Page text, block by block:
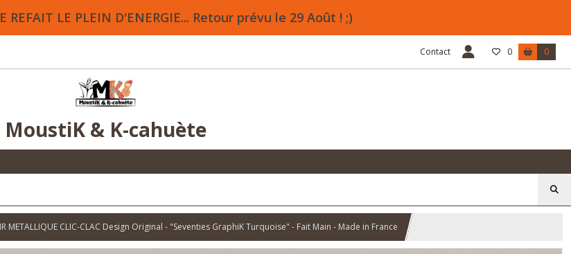
REFAIT LE PLEIN D'ENERGIE... Retour prévu le 29 Août ! ;)
Contact 0 0
MoustiK & K-cahuète
METALLIQUE CLIC-CLAC Design Original - "Seventies GraphiK Turquoise" - Fait Main - Made in France